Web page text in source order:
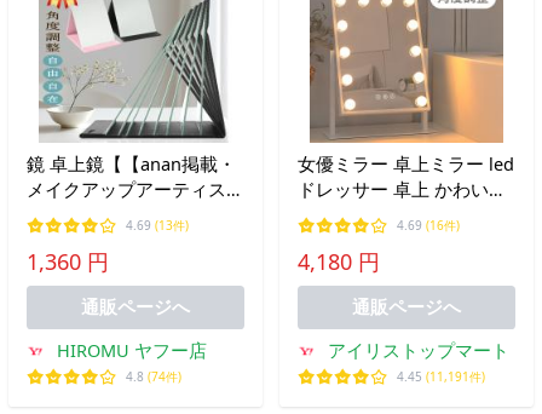
鏡 卓上鏡【【anan掲載・
メイクアップアーティスト
監修】角度自在調整＆他社
より１サイズ大きい鏡面の
折りたたみ折立鏡 鏡 卓上
鏡 スタンドミラー Lサイ
4.69 (13件)
1,360 円
通販ページへ
HIROMU ヤフー店
4.8 (74件)
女優ミラー 卓上ミラー led
ドレッサー 卓上 かわいい
鏡 ライト 日光 軽量 ミラ
ー 女性 メイクミラー ライ
ト付き 明るい 自然光ミラ
ー ミラーライト
4.69 (16件)
4,180 円
通販ページへ
アイリストップマート
4.45 (11,191件)